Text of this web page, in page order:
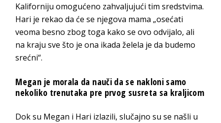
Kaliforniju omogućeno zahvaljujući tim sredstvima.
Hari je rekao da će se njegova mama „osećati
veoma besno zbog toga kako se ovo odvijalo, ali
na kraju sve što je ona ikada želela je da budemo
srećni“.
Megan je morala da nauči da se nakloni samo
nekoliko trenutaka pre prvog susreta sa kraljicom
Dok su Megan i Hari izlazili, slučajno su se našli u